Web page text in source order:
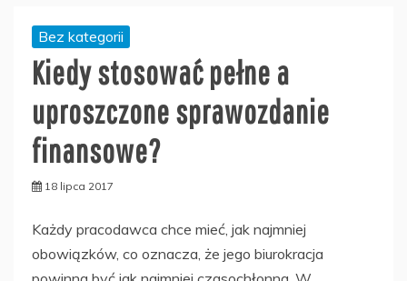
Bez kategorii
Kiedy stosować pełne a
uproszczone sprawozdanie
finansowe?
18 lipca 2017
Każdy pracodawca chce mieć, jak najmniej
obowiązków, co oznacza, że jego biurokracja